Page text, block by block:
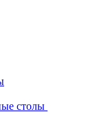
столы